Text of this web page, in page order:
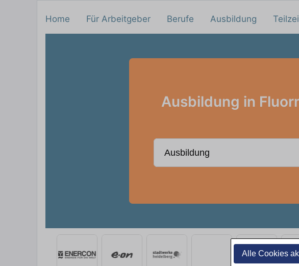
Alle Cookies
Home Für Arbeitgeber Berufe Ausbildung
Ausbildung in